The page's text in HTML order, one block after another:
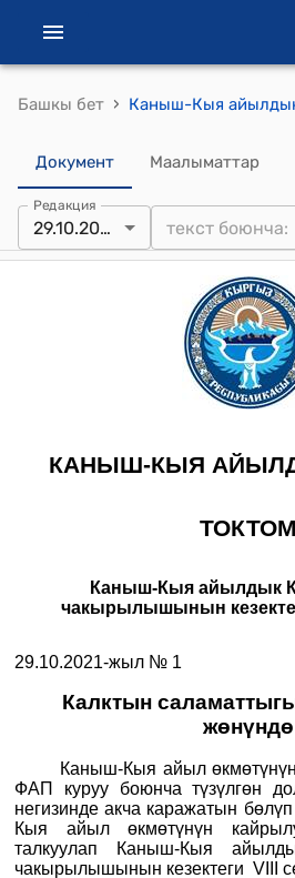
Башкы бет ›
Документ Маалыматтар
Редакция
29.10.2021